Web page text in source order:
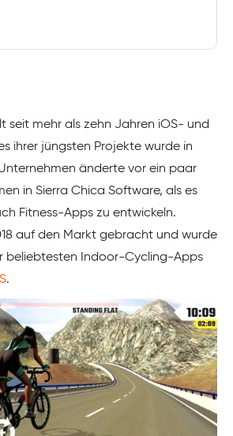
seit mehr als zehn Jahren iOS- und
ihrer jüngsten Projekte wurde in
änderte vor ein paar
in Sierra Chica Software, als es
Fitness-Apps zu entwickeln.
auf den Markt gebracht und wurde
beliebtesten Indoor-Cycling-Apps
.